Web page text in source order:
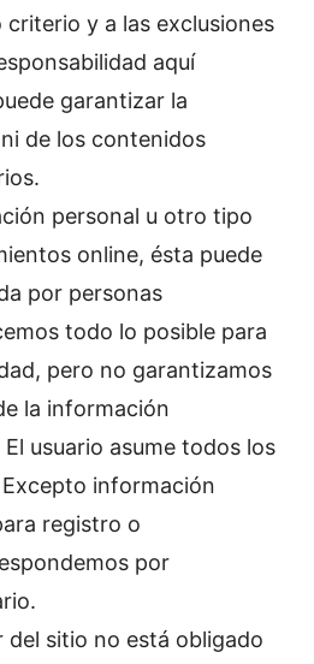
criterio y a las exclusiones
aquí
garantizar la
de los contenidos
personal u otro tipo
online, ésta puede
por personas
todo lo posible para
pero no garantizamos
la información
usuario asume todos los
información
registro o
por
del sitio no está obligado